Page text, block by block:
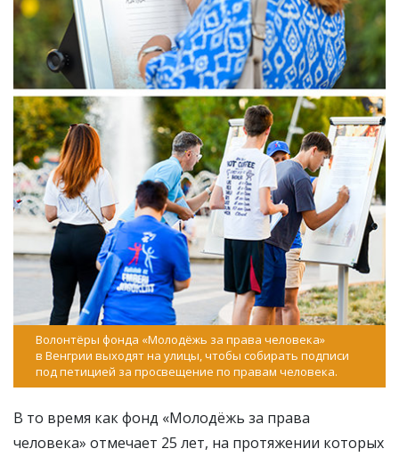
Волонтёры фонда «Молодёжь за права человека»
в Венгрии выходят на улицы, чтобы собирать подписи
под петицией за просвещение по правам человека.
В то время как фонд «Молодёжь за права
человека» отмечает 25 лет, на протяжении которых